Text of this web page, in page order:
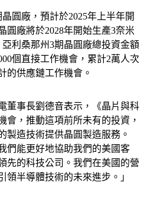
圓廠，預計於2025年上半年開
圓廠將於2028年開始生產3奈米
利桑那州3期晶圓廠總投資金額
個直接工作機會，累計2萬人次
的供應鏈工作機會。
董事長劉德音表示，《晶片與科
會，推動這項前所未有的投資，
製造技術提供晶圓製造服務。
們能更好地協助我們的美國客
先的科技公司。我們在美國的營
領半導體技術的未來進步。」